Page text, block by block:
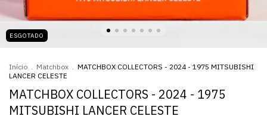
ESGOTADO
Início . Matchbox . MATCHBOX COLLECTORS - 2024 - 1975 MITSUBISHI
LANCER CELESTE
MATCHBOX COLLECTORS - 2024 - 1975
MITSUBISHI LANCER CELESTE